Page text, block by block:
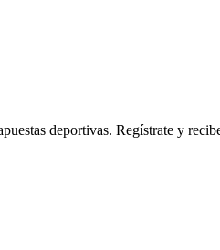
deportivas. Regístrate y